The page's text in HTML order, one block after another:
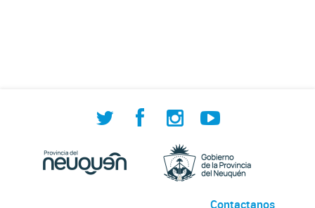
Contactanos